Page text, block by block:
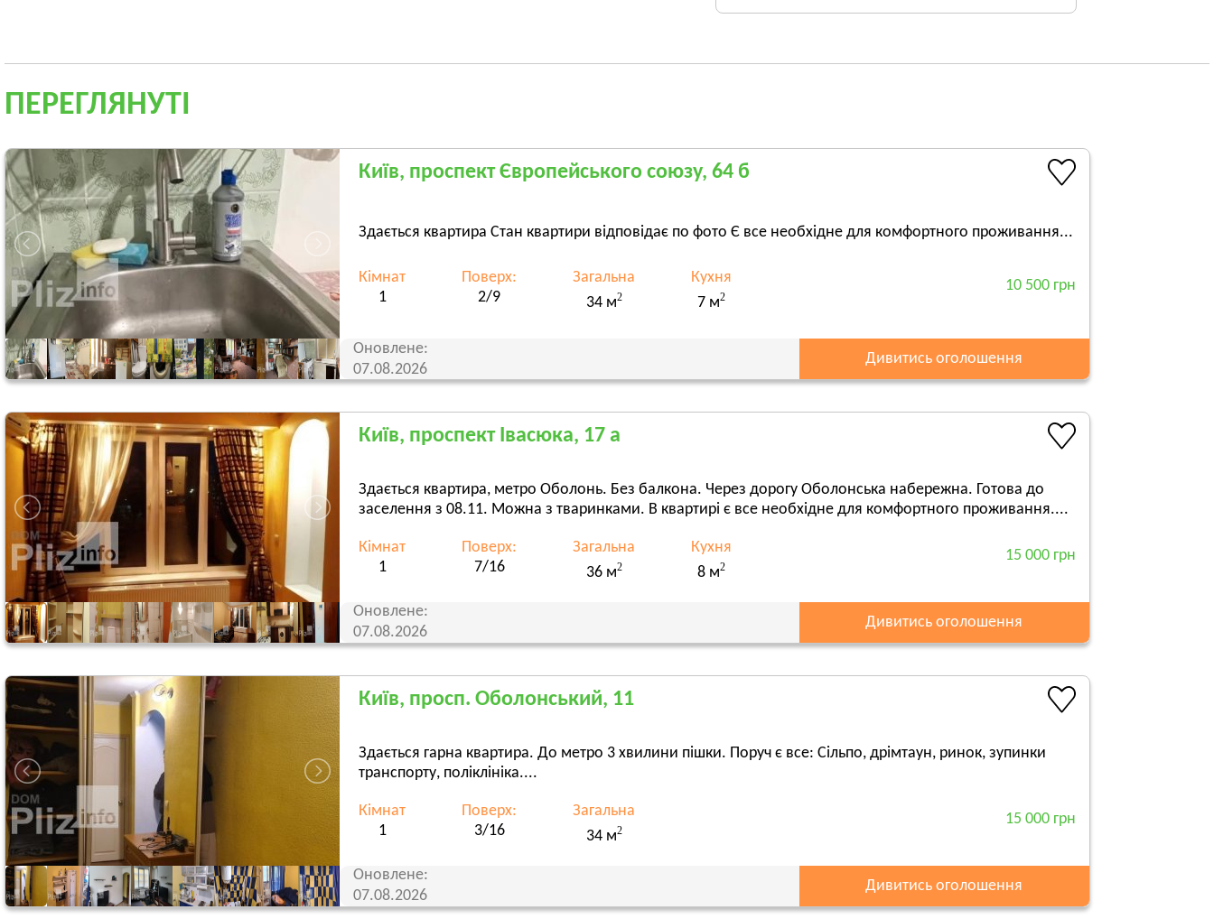
ПЕРЕГЛЯНУТІ
Київ, проспект Європейського союзу, 64 б
Здається квартира Стан квартири відповідає по фото Є все необхідне для комфортного проживання...
Кімнат
1
Поверх:
2/9
Загальна
34 м2
Кухня
7 м2
10 500 грн
Оновлене:
07.08.2026
Дивитись оголошення
Київ, проспект Івасюка, 17 а
Здається квартира, метро Оболонь. Без балкона. Через дорогу Оболонська набережна. Готова до
заселення з 08.11. Можна з тваринками. В квартирі є все необхідне для комфортного проживання....
Кімнат
1
Поверх:
7/16
Загальна
36 м2
Кухня
8 м2
15 000 грн
Оновлене:
07.08.2026
Дивитись оголошення
Київ, просп. Оболонський, 11
Здається гарна квартира. До метро 3 хвилини пішки. Поруч є все: Сільпо, дрімтаун, ринок, зупинки
транспорту, поліклініка....
Кімнат
1
Поверх:
3/16
Загальна
34 м2
15 000 грн
Оновлене:
07.08.2026
Дивитись оголошення